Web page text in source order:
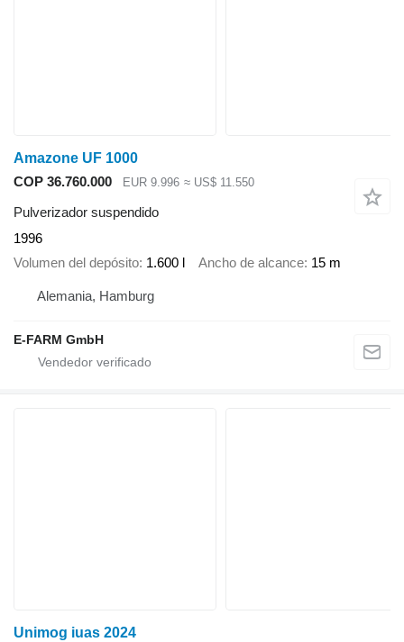
Amazone UF 1000
COP 36.760.000
EUR 9.996 ≈ US$ 11.550
Pulverizador suspendido
1996
Volumen del depósito 1.600 l Ancho de alcance 15 m
Alemania, Hamburg
E-FARM GmbH
Unimog iuas 2024